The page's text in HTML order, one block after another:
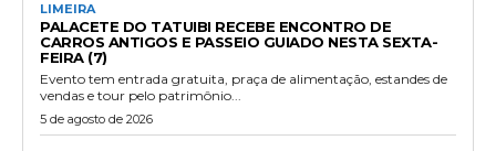
LIMEIRA
PALACETE DO TATUIBI RECEBE ENCONTRO DE
CARROS ANTIGOS E PASSEIO GUIADO NESTA SEXTA-
FEIRA (7)
Evento tem entrada gratuita, praça de alimentação, estandes de
vendas e tour pelo patrimônio...
5 de agosto de 2026